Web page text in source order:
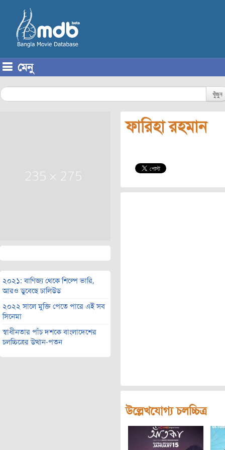
মেনু
খুঁজুন
২০২১: বাণিজ্য থেকে শিল্পে ভারি,
আরও ডুবেছে ঢালিউড
২০২২ সালে মুক্তি পেতে পারে এই সব
সিনেমা
স্বাধীনতার পাঁচ দশকে বাংলাদেশের
চলচ্চিত্রের উত্থান-পতন
ফারিহা রহমান
উল্লেখযোগ্য চলচ্চিত্র